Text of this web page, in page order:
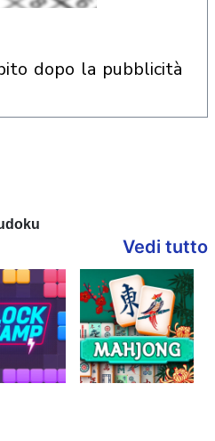
dopo la pubblicità
Vedi tutto